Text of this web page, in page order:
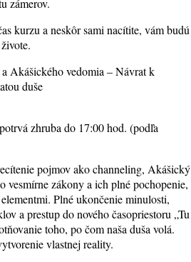
zámerov.
kurzu a neskôr sami nacítite, vám budú
Akášického vedomia – Návrat k
duše
zhruba do 17:00 hod. (podľa
pojmov ako channeling, Akášický
vesmírne zákony a ich plné pochopenie,
Plné ukončenie minulosti,
a prestup do nového časopriestoru „Tu
toho, po čom naša duša volá.
vlastnej reality.